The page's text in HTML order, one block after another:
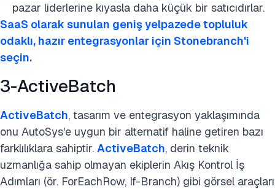
pazar liderlerine kıyasla daha küçük bir satıcıdırlar.
SaaS olarak sunulan geniş yelpazede topluluk
odaklı, hazır entegrasyonlar için Stonebranch'i
seçin.
3-ActiveBatch
ActiveBatch, tasarım ve entegrasyon yaklaşımında
onu AutoSys'e uygun bir alternatif haline getiren bazı
farklılıklara sahiptir. ActiveBatch, derin teknik
uzmanlığa sahip olmayan ekiplerin Akış Kontrol İş
Adımları (ör. ForEachRow, If-Branch) gibi görsel araçları